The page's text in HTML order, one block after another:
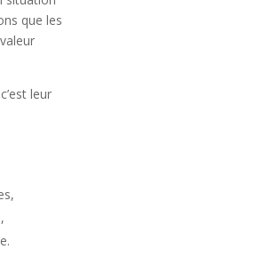
que les
leur